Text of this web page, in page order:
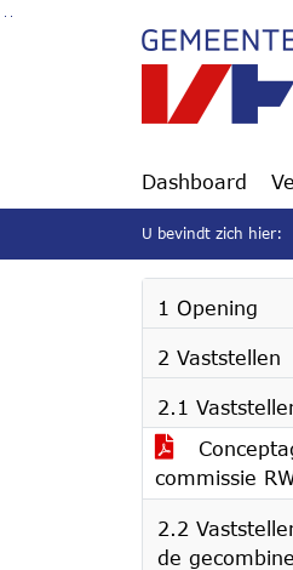
Ga naar de inhoud van deze
Ga naar het zoeken
Ga naar het menu
Dashboard
U bevindt zich hier:
1 Opening
2 Vaststellen
2.1
commissie
2.2
de